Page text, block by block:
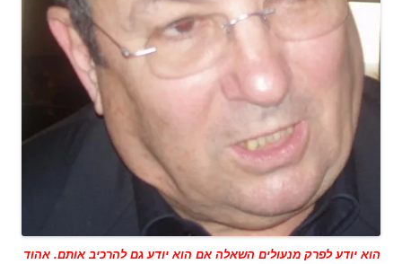
הוא יודע לפרק מנעולים השאלה אם הוא יודע גם להרכיב אותם. אהוד